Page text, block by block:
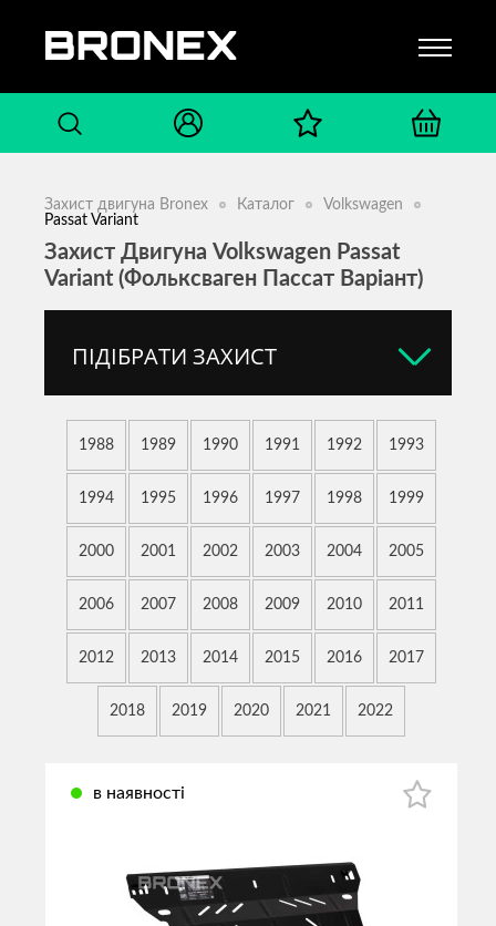
Захист двигуна Bronex Каталог
Volkswagen
Passat Variant
Захист Двигуна Volkswagen Passat
Variant (Фольксваген Пассат Варіант)
ПІДІБРАТИ ЗАХИСТ
1988 1989 1990 1991 1992 1993
1994 1995 1996 1997 1998 1999
2000 2001 2002 2003 2004 2005
2006 2007 2008 2009 2010 2011
2012 2013 2014 2015 2016 2017
2018 2019 2020 2021 2022
в наявності